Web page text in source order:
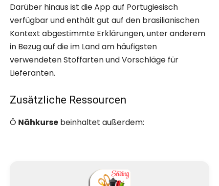
Darüber hinaus ist die App auf Portugiesisch
verfügbar und enthält gut auf den brasilianischen
Kontext abgestimmte Erklärungen, unter anderem
in Bezug auf die im Land am häufigsten
verwendeten Stoffarten und Vorschläge für
Lieferanten.
Zusätzliche Ressourcen
Ö Nähkurse beinhaltet außerdem: